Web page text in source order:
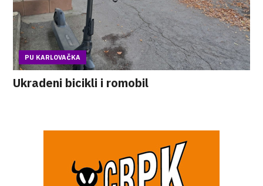
PU KARLOVAČKA
Ukradeni bicikli i romobil